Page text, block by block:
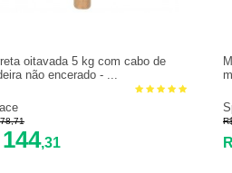
oitavada 5 kg com cabo de
não encerado - ...
144,31